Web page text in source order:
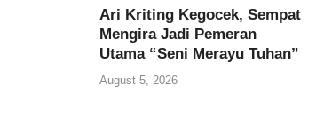
Ari Kriting Kegocek, Sempat
Mengira Jadi Pemeran
Utama “Seni Merayu Tuhan”
August 5, 2026